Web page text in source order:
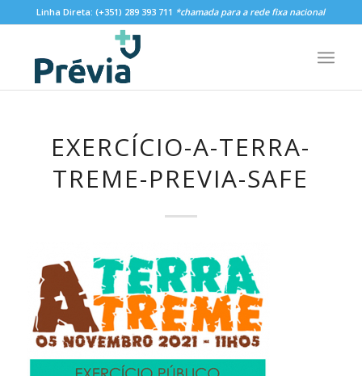
Linha Direta:(+351) 289 393 711 *chamada para a rede fixa nacional
EXERCÍCIO-A-TERRA-
TREME-PREVIA-SAFE